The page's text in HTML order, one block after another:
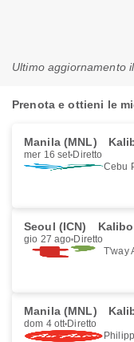
Ultimo aggiornamento il
Prenota e ottieni le
Manila (MNL)
mer 16 set Diretto
Cebu
Seoul (ICN)
gio 27 ago Diretto
T'way
Manila (MNL)
dom 4 ott Diretto